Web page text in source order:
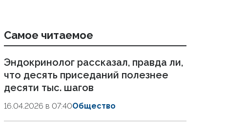
Самое читаемое
Эндокринолог рассказал, правда ли,
что десять приседаний полезнее
десяти тыс. шагов
16.04.2026 в 07:40Общество